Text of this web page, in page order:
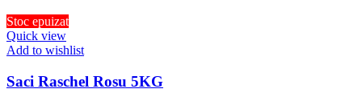
Stoc epuizat
Quick view
Add to wishlist
Saci Raschel Rosu 5KG